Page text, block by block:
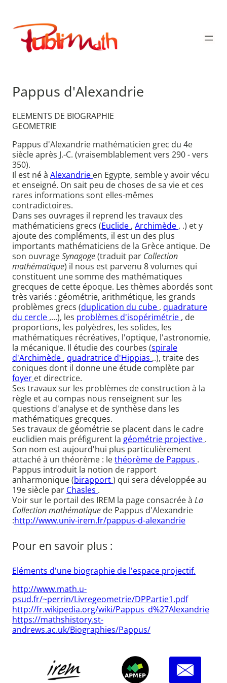
contenu
Publimath
Pappus d'Alexandrie
ELEMENTS DE BIOGRAPHIE
GEOMETRIE
Pappus d'Alexandrie mathématicien grec du 4e
siècle après J.-C. (vraisemblablement vers 290 - vers
350).
Il est né à Alexandrie en Egypte, semble y avoir vécu
et enseigné. On sait peu de choses de sa vie et ces
rares informations sont elles-mêmes
contradictoires.
Dans ses ouvrages il reprend les travaux des
mathématiciens grecs (Euclide , Archimède , .) et y
ajoute des compléments, il est un des plus
importants mathématiciens de la Grèce antique. De
son ouvrageSynagoge(traduit par Collection
mathématique) il nous est parvenu 8 volumes qui
constituent une somme des mathématiques
grecques de cette époque. Les thèmes abordés sont
très variés : géométrie, arithmétique, les grands
problèmes grecs (duplication du cube , quadrature
du cercle ,...), les problèmes d'isopérimétrie , de
proportions, les polyèdres, les solides, les
mathématiques récréatives, l'optique, l'astronomie,
la mécanique. Il étudie des courbes (spirale
d'Archimède , quadratrice d'Hippias ,.), traite des
coniques dont il donne une étude complète par
foyer et directrice.
Ses travaux sur les problèmes de construction à la
règle et au compas nous renseignent sur les
questions d'analyse et de synthèse dans les
mathématiques grecques.
Ses travaux de géométrie se placent dans le cadre
euclidien mais préfigurent la géométrie projective .
Son nom est aujourd'hui plus particulièrement
attaché à un théorème : lethéorème de Pappus .
Pappus introduit la notion de rapport
anharmonique (birapport) qui sera développée au
19e siècle par Chasles .
Voir sur le portail des IREM la page consacrée à La
Collection mathématique de Pappus d'Alexandrie
:http://www.univ-irem.fr/pappus-d-alexandrie
Pour en savoir plus :
Eléments d'une biographie de l'espace projectif.
http://www.math.u-
psud.fr/~perrin/Livregeometrie/DPPartie1.pdf
http://fr.wikipedia.org/wiki/Pappus_d%27Alexandrie
https://mathshistory.st-
andrews.ac.uk/Biographies/Pappus/